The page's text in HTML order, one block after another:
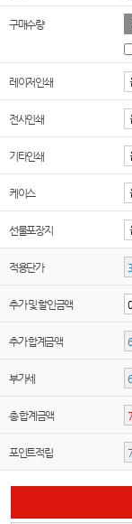
구매수량
레이저인쇄
전사인쇄
기타인쇄
케이스
선물포장지
적용단가
추가 및 할인금액
추가 합계금액
부가세
총 합계금액
포인트적립